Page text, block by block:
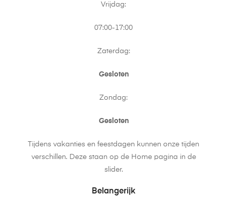
Vrijdag:
07:00-17:00
Zaterdag:
Gesloten
Zondag:
Gesloten
Tijdens vakanties en feestdagen kunnen onze tijden
verschillen. Deze staan op de Home pagina in de
slider.
Belangerijk